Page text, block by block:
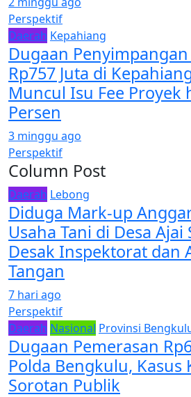
Perspektif
Daerah Kepahiang
Dugaan Penyimpangan
Rp757 Juta di
Muncul Isu Fee Proyek
Persen
3 minggu ago
Perspektif
Column Post
Daerah Lebong
Diduga Mark-up
Usaha Tani di Desa
Desak Inspektorat dan
Tangan
7 hari ago
Perspektif
Daerah Nasional Provinsi
Dugaan Pemerasan
Polda Bengkulu, Kasus
Sorotan Publik